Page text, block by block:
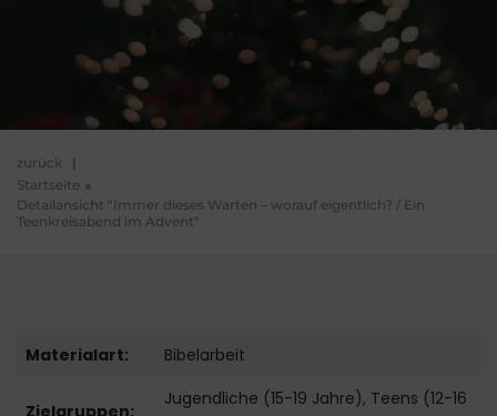
zurück |
Startseite
Detailansicht "Immer dieses Warten – worauf eigentlich? / Ein
Teenkreisabend im Advent"
Materialart: Bibelarbeit
Jugendliche (15-19 Jahre), Teens (12-16